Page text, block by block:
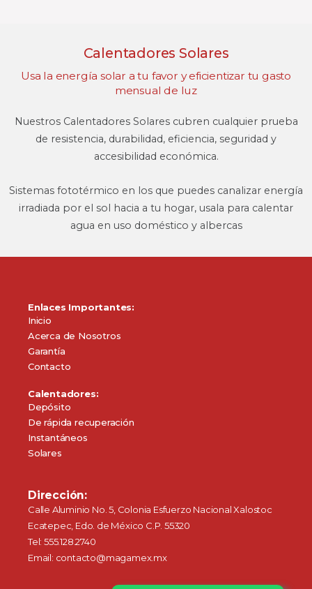
Calentadores Solares
Usa la energía solar a tu favor y eficientizar tu gasto
mensual de luz
Nuestros Calentadores Solares cubren cualquier prueba
de resistencia, durabilidad, eficiencia, seguridad y
accesibilidad económica.
Sistemas fototérmico en los que puedes canalizar energía
irradiada por el sol hacia a tu hogar, usala para calentar
agua en uso doméstico y albercas
Enlaces Importantes:
Inicio
Acerca de Nosotros
Garantía
Contacto
Calentadores:
Depósito
De rápida recuperación
Instantáneos
Solares
Dirección:
Calle Aluminio No. 5, Colonia Esfuerzo Nacional Xalostoc
Ecatepec, Edo. de México C.P. 55320
Tel: 555.128.2740
Email: contacto@magamex.mx